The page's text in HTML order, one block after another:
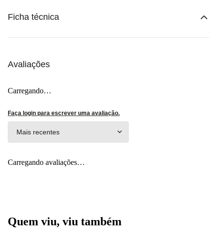
Ficha técnica
Avaliações
Carregando…
Faça login para escrever uma avaliação.
Mais recentes
Carregando avaliações…
Quem viu, viu também